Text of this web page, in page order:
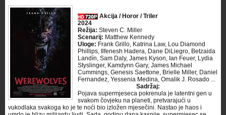
Akcija / Horor / Triler
2024
Režija: Steven C. Miller
Scenarij: Matthew Kennedy
Uloge: Frank Grillo, Katrina Law, Lou Diamond
Phillips, Ilfenesh Hadera, Dane DiLiegro, Betzaida
Landín, Sam Daly, James Kyson, Ian Feuer, Lydia
Styslinger, Kamdynn Gary, James Michael
Cummings, Genesis Saettone, Brielle Miller, Daniel
Fernandez, Yessenia Medina, Omalik J. Rosado ...
Sadržaj:
Pojava supermjeseca pokrenula je latentni gen u
svakom čovjeku na planeti, pretvarajući u
vukodlaka svakoga ko je te noći bio izložen mjesečini. Nastao je haos i